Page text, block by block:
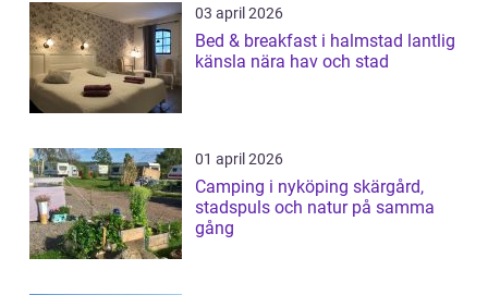
03 april 2026
Bed & breakfast i halmstad lantlig
känsla nära hav och stad
01 april 2026
Camping i nyköping skärgård,
stadspuls och natur på samma
gång